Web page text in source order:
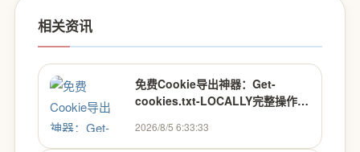
相关资讯
免费Cookie导出神器：Get-
cookies.txt-LOCALLY完整操作指
2026/8/5 6:33:33